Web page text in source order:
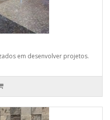
em desenvolver projetos.